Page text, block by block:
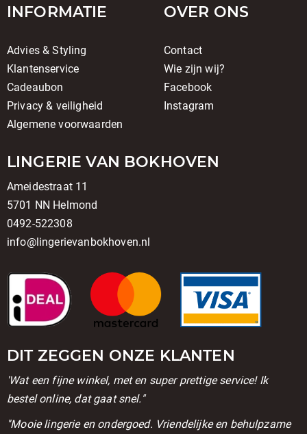
INFORMATIE
Advies & Styling
Klantenservice
Cadeaubon
Privacy & veiligheid
Algemene voorwaarden
OVER ONS
Contact
Wie zijn wij?
Facebook
Instagram
LINGERIE VAN BOKHOVEN
Ameidestraat 11
5701 NN Helmond
0492-522308
info@lingerievanbokhoven.nl
DIT ZEGGEN ONZE KLANTEN
'Wat een fijne winkel, met en super prettige service! Ik
bestel online, dat gaat snel."
''Mooie lingerie en ondergoed. Vriendelijke en behulpzame